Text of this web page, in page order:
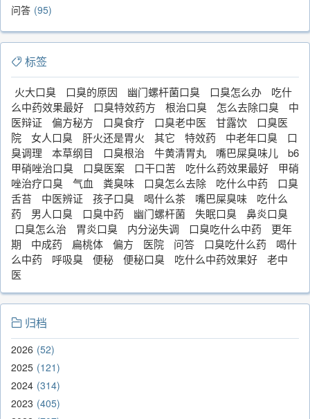
问答 95
标签
火大口臭 口臭的原因 幽门螺杆菌口臭 口臭怎么办
吃什
么中药效果最好
口臭特效药方 根治口臭 怎么去除口臭
中
医辩证
偏方秘方 口臭食疗 口臭老中医 甘露饮
口臭医
院
女人口臭 肝火还是胃火 其它 特效药 中老年口臭
口
臭调理
本草纲目 口臭根治 牛黄清胃丸 嘴巴屎臭味儿
b6
甲硝唑治口臭
口臭医案 口干口苦 吃什么药效果最好
甲硝
唑治疗口臭
气血 粪臭味 口臭怎么去除 吃什么中药
口臭
舌苔
中医辨证 孩子口臭 喝什么茶 嘴巴屎臭味
吃什么
药
男人口臭 口臭中药 幽门螺杆菌 失眠口臭
鼻炎口臭
口臭怎么治
胃炎口臭 内分泌失调 口臭吃什么中药
更年
期
中成药 扁桃体 偏方 医院 问答 口臭吃什么药
喝什
么中药
呼吸臭 便秘 便秘口臭 吃什么中药效果好
老中
医
归档
2026 52
2025 121
2024 314
2023 405